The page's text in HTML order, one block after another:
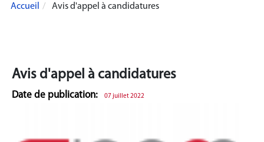
Accueil Avis d'appel à candidatures
Avis d'appel à candidatures
Date de publication: 07 juillet 2022